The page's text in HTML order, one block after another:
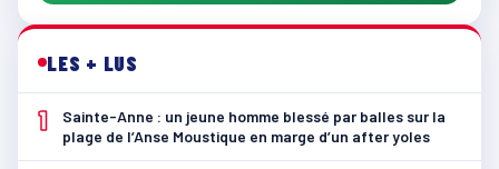
LES + LUS
1
Sainte-Anne : un jeune homme blessé par balles sur la
plage de l’Anse Moustique en marge d’un after yoles